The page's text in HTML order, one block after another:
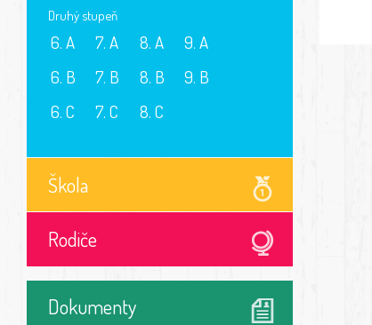
Druhý stupeň
6. A
6. B
6. C
7. A
7. B
7. C
8. A
8. B
8. C
9. A
9. B
Škola
Rodiče
Dokumenty